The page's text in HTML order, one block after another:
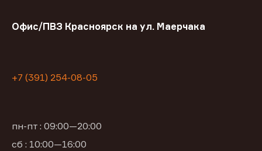
Офис/ПВЗ Красноярск на ул. Маерчака
+7 (391) 254-08-05
пн-пт : 09:00—20:00
сб : 10:00—16:00